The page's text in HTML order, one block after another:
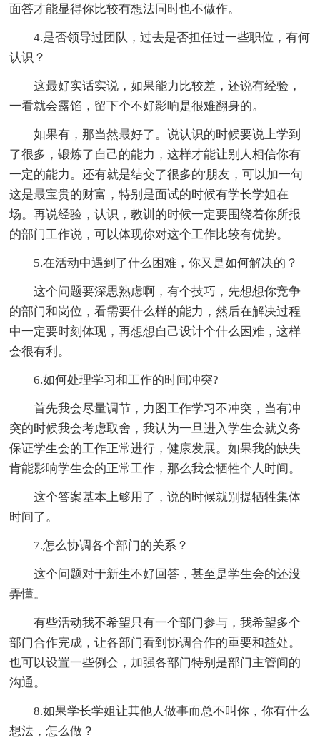
面答才能显得你比较有想法同时也不做作。
4.是否领导过团队，过去是否担任过一些职位，有何
认识？
这最好实话实说，如果能力比较差，还说有经验，
一看就会露馅，留下个不好影响是很难翻身的。
如果有，那当然最好了。说认识的时候要说上学到
了很多，锻炼了自己的能力，这样才能让别人相信你有
一定的能力。还有就是结交了很多的'朋友，可以加一句
这是最宝贵的财富，特别是面试的时候有学长学姐在
场。再说经验，认识，教训的时候一定要围绕着你所报
的部门工作说，可以体现你对这个工作比较有优势。
5.在活动中遇到了什么困难，你又是如何解决的？
这个问题要深思熟虑啊，有个技巧，先想想你竞争
的部门和岗位，看需要什么样的能力，然后在解决过程
中一定要时刻体现，再想想自己设计个什么困难，这样
会很有利。
6.如何处理学习和工作的时间冲突?
首先我会尽量调节，力图工作学习不冲突，当有冲
突的时候我会考虑取舍，我认为一旦进入学生会就义务
保证学生会的工作正常进行，健康发展。如果我的缺失
肯能影响学生会的正常工作，那么我会牺牲个人时间。
这个答案基本上够用了，说的时候就别提牺牲集体
时间了。
7.怎么协调各个部门的关系？
这个问题对于新生不好回答，甚至是学生会的还没
弄懂。
有些活动我不希望只有一个部门参与，我希望多个
部门合作完成，让各部门看到协调合作的重要和益处。
也可以设置一些例会，加强各部门特别是部门主管间的
沟通。
8.如果学长学姐让其他人做事而总不叫你，你有什么
想法，怎么做？